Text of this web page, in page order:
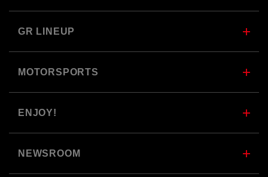
GR LINEUP
MOTORSPORTS
ENJOY!
NEWSROOM